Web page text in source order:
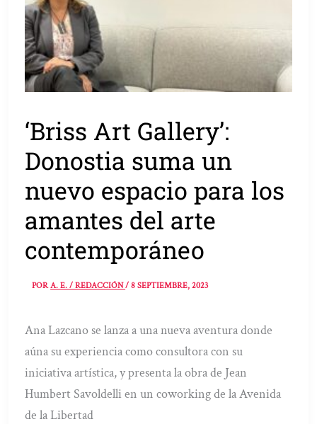
‘Briss Art Gallery’:
Donostia suma un
nuevo espacio para los
amantes del arte
contemporáneo
PORA. E. / REDACCIÓN/8 SEPTIEMBRE, 2023
Ana Lazcano se lanza a una nueva aventura donde
aúna su experiencia como consultora con su
iniciativa artística, y presenta la obra de Jean
Humbert Savoldelli en un coworking de la Avenida
de la Libertad